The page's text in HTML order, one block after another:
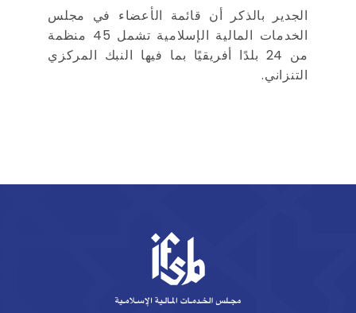
الجدير بالذكر أن قائمة الأعضاء في مجلس
الخدمات المالية الإسلامية تشمل 45 منظمة
من 24 بلدًا أفريقيًا بما فيها النبك المركزي
التنزاني.